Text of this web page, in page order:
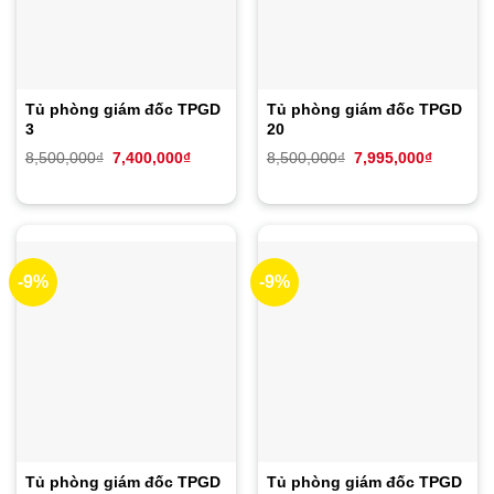
Tủ phòng giám đốc TPGD
3
8,500,000₫ Giá
gốc
7,400,000₫Giá
Tủ phòng giám đốc TPGD
20
8,500,000₫ Giá
gốc
7,995,000₫Giá
-9%
Tủ phòng giám đốc TPGD
-9%
Tủ phòng giám đốc TPGD